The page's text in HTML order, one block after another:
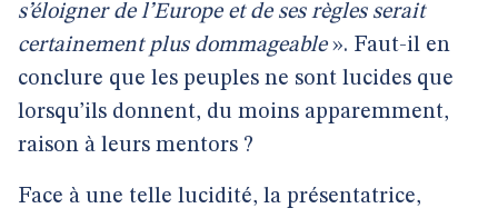
s’éloigner de l’Europe et de ses règles serait
certainement plus dommageable». Faut-il en
conclure que les peuples ne sont lucides que
lorsqu’ils donnent, du moins apparemment,
raison à leurs mentors ?
Face à une telle lucidité, la présentatrice,